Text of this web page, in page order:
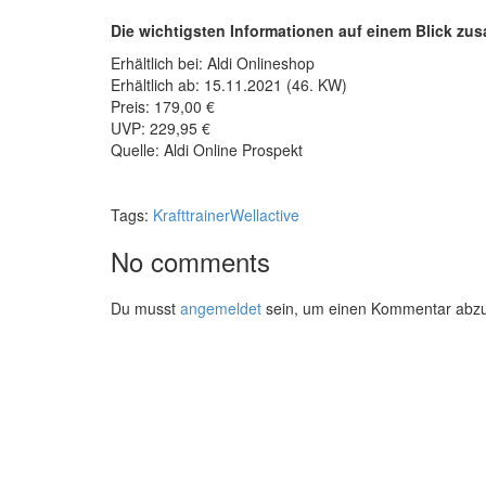
Die wichtigsten Informationen auf einem Blick
Erhältlich bei: Aldi Onlineshop
Erhältlich ab: 15.11.2021 (46. KW)
Preis: 179,00 €
UVP: 229,95 €
Quelle: Aldi Online Prospekt
Tags: KrafttrainerWellactive
No comments
Du musst angemeldet sein, um einen Kommentar